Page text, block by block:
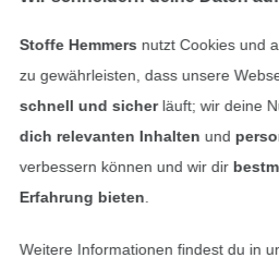
Stoffe Hemmers nutzt Cookies und
zu gewährleisten, dass unsere
schnell und sicherläuft; wir deine
dich relevanten Inhalten und
verbessern können und wir dir
Erfahrung bieten
Weitere Informationen findest du in